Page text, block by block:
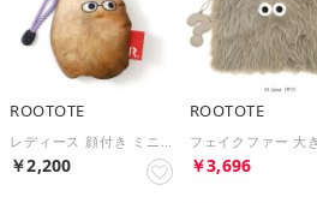
ROOTOTE
￥2,200
ROOTOTE
￥3,696